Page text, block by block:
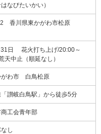
なびたいかい）
香川県東かがわ市松原
日 花火打ち上げ/20:00～
中止（順延なし）
がわ市 白鳥松原
「讃岐白鳥駅」から徒歩5分
工会青年部
し